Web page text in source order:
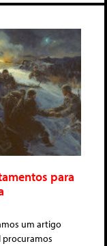
para
um artigo
procuramos